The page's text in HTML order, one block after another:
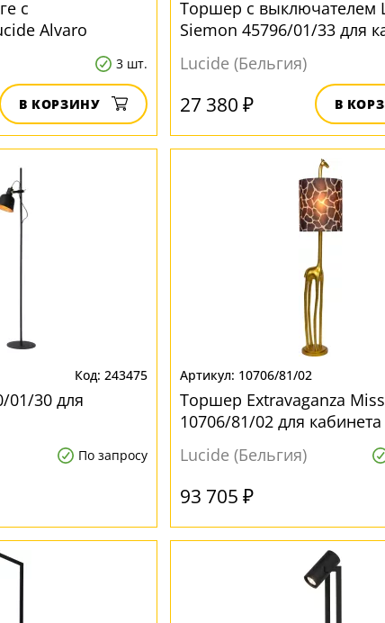
с
Alvaro
3 шт.
В КОРЗИНУ
Торшер с выключателем
Siemon 45796/01/33 для
Lucide (Бельгия)
27 380 ₽ В
243475
01/30 для
По запросу
10706/81/02
Торшер Extravaganza
10706/81/02 для кабинета
Lucide (Бельгия)
93 705 ₽